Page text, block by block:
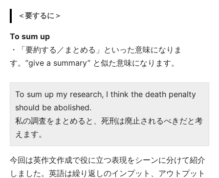
＜要するに＞
To sum up
・「要約する／まとめる」といった意味になりま
す。”give a summary” と似た意味になります。
To sum up my research, I think the death penalty
should be abolished.
私の調査をまとめると、死刑は廃止されるべきだと考
えます。
今回は英作文作成で役に立つ表現をシーンに分けて紹介
しました。英語は繰り返しのインプット、アウトプット